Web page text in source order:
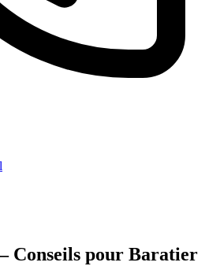
Conseils pour Baratier